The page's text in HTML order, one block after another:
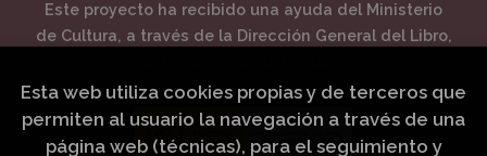
Este proyecto ha recibido una ayuda del Ministerio
de Cultura, a través de la Dirección General del Libro,
Esta web utiliza cookies propias y de terceros que
permiten al usuario la navegación a través de una
página web (técnicas), para el seguimiento y